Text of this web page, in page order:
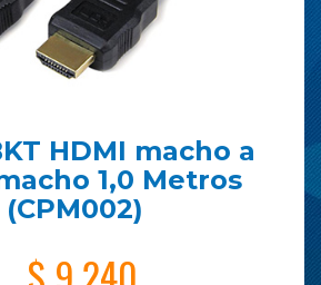
HDMI macho a
1,0 Metros
(CPM002)